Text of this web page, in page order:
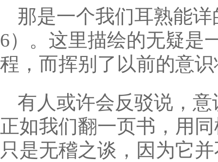
那是一个我们耳熟能
6）。这里描绘的无疑是
程，而挥别了以前的意
有人或许会反驳说，
正如我们翻一页书，用
只是无稽之谈，因为它